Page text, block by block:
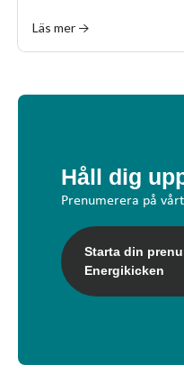
Läs mer →
Håll dig
Prenumerera på
Starta din
Energikicken